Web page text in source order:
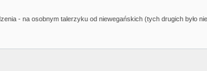
- na osobnym talerzyku od niewegańskich (tych drugich było